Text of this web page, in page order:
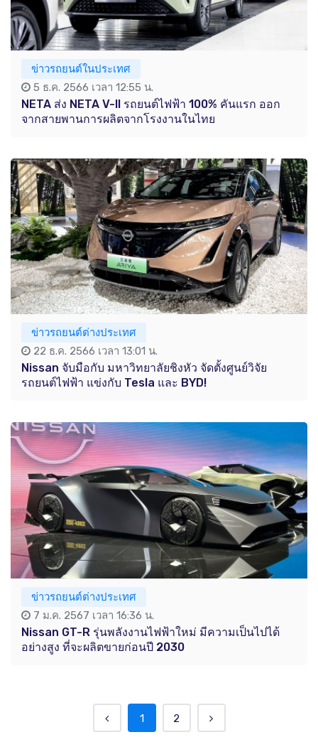
ข่าวรถยนต์ในประเทศ
5 ธ.ค. 2566 เวลา 12:55 น.
NETA ส่ง NETA V-II รถยนต์ไฟฟ้า 100% คันแรก ออก
จากสายพานการผลิตจากโรงงานในไทย
ข่าวรถยนต์ต่างประเทศ
22 ธ.ค. 2566 เวลา 13:01 น.
Nissan จับมือกับ มหาวิทยาลัยชิงหัว จัดตั้งศูนย์วิจัย
รถยนต์ไฟฟ้า แข่งกับ Tesla และ BYD!
ข่าวรถยนต์ต่างประเทศ
7 ม.ค. 2567 เวลา 16:36 น.
Nissan GT-R รุ่นพลังงานไฟฟ้าใหม่ มีความเป็นไปได้
อย่างสูง ที่จะผลิตขายก่อนปี 2030
1 2